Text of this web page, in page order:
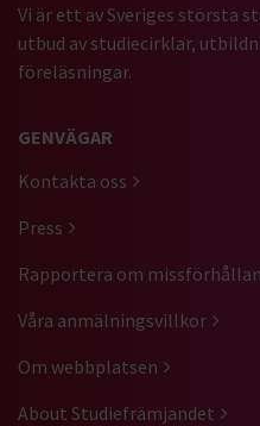
Vi är ett av Sveriges största
utbud av studiecirklar,
föreläsningar.
GENVÄGAR
Kontakta oss
Press
Rapportera om
Våra anmälningsvillkor
Om webbplatsen
About Studiefrämjandet